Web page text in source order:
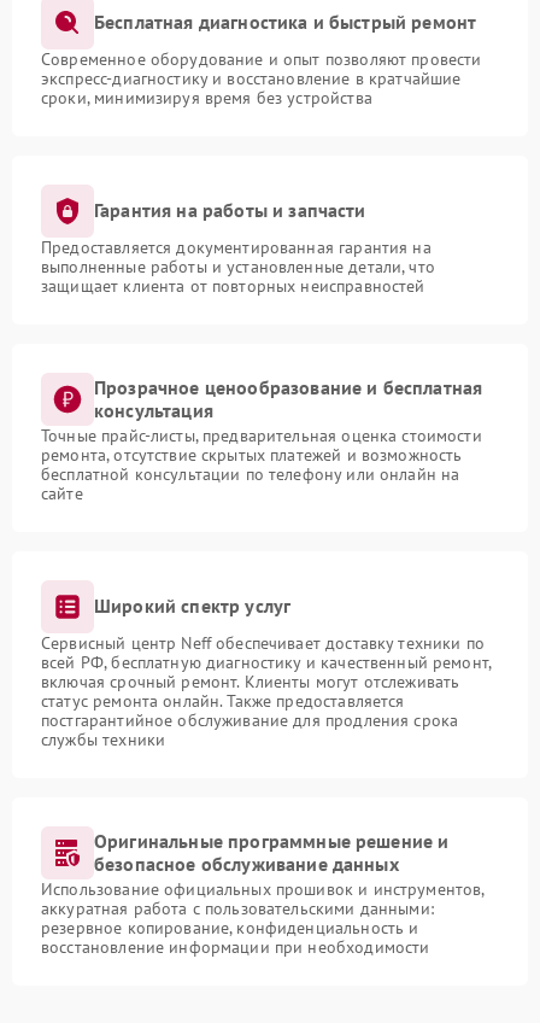
Бесплатная диагностика и быстрый ремонт
Современное оборудование и опыт позволяют провести
экспресс-диагностику и восстановление в кратчайшие
сроки, минимизируя время без устройства
Гарантия на работы и запчасти
Предоставляется документированная гарантия на
выполненные работы и установленные детали, что
защищает клиента от повторных неисправностей
Прозрачное ценообразование и бесплатная
консультация
Точные прайс-листы, предварительная оценка стоимости
ремонта, отсутствие скрытых платежей и возможность
бесплатной консультации по телефону или онлайн на
сайте
Широкий спектр услуг
Сервисный центр Neff обеспечивает доставку техники по
всей РФ, бесплатную диагностику и качественный ремонт,
включая срочный ремонт. Клиенты могут отслеживать
статус ремонта онлайн. Также предоставляется
постгарантийное обслуживание для продления срока
службы техники
Оригинальные программные решение и
безопасное обслуживание данных
Использование официальных прошивок и инструментов,
аккуратная работа с пользовательскими данными:
резервное копирование, конфиденциальность и
восстановление информации при необходимости